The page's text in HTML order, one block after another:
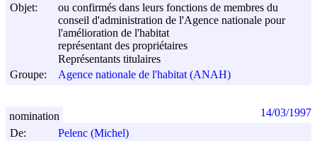
Objet:
ou confirmés dans leurs fonctions de membres du
conseil d'administration de l'Agence nationale pour
l'amélioration de l'habitat
représentant des propriétaires
Représentants titulaires
Groupe:
Agence nationale de l'habitat (ANAH)
De:
Pelenc (Michel)
nomination 14/03/1997